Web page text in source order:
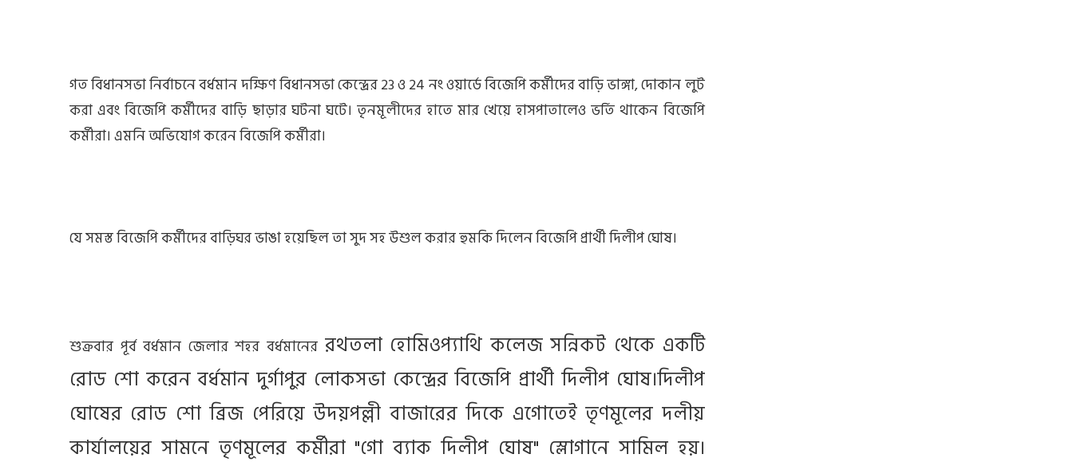
গত বিধানসভা নির্বাচনে বর্ধমান দক্ষিণ বিধানসভা কেন্দ্রের 23 ও 24 নং ওয়ার্ডে বিজেপি কর্মীদের বাড়ি ভাঙ্গা, দোকান লুট
করা এবং বিজেপি কর্মীদের বাড়ি ছাড়ার ঘটনা ঘটে। তৃনমূলীদের হাতে মার খেয়ে হাসপাতালেও ভর্তি থাকেন বিজেপি
কর্মীরা। এমনি অভিযোগ করেন বিজেপি কর্মীরা।
যে সমস্ত বিজেপি কর্মীদের বাড়িঘর ভাঙা হয়েছিল তা সুদ সহ উশুল করার হুমকি দিলেন বিজেপি প্রার্থী দিলীপ ঘোষ।
শুক্রবার পূর্ব বর্ধমান জেলার শহর বর্ধমানের রথতলা হোমিওপ্যাথি কলেজ সন্নিকট থেকে একটি
রোড শো করেন বর্ধমান দুর্গাপুর লোকসভা কেন্দ্রের বিজেপি প্রার্থী দিলীপ ঘোষ।দিলীপ
ঘোষের রোড শো ব্রিজ পেরিয়ে উদয়পল্লী বাজারের দিকে এগোতেই তৃণমূলের দলীয়
কার্যালয়ের সামনে তৃণমূলের কর্মীরা "গো ব্যাক দিলীপ ঘোষ" স্লোগানে সামিল হয়।